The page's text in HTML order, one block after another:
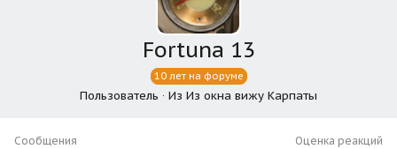
Fortuna 13
10 лет на форуме
Пользователь · Из Из окна вижу Карпаты
Сообщения Оценка реакций